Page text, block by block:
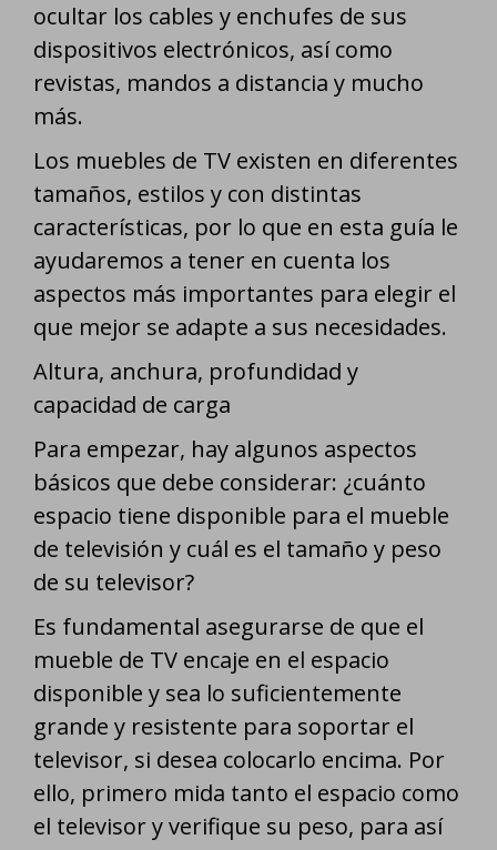
ocultar los cables y enchufes de sus
dispositivos electrónicos, así como
revistas, mandos a distancia y mucho
más.
Los muebles de TV existen en diferentes
tamaños, estilos y con distintas
características, por lo que en esta guía le
ayudaremos a tener en cuenta los
aspectos más importantes para elegir el
que mejor se adapte a sus necesidades.
Altura, anchura, profundidad y
capacidad de carga
Para empezar, hay algunos aspectos
básicos que debe considerar: ¿cuánto
espacio tiene disponible para el mueble
de televisión y cuál es el tamaño y peso
de su televisor?
Es fundamental asegurarse de que el
mueble de TV encaje en el espacio
disponible y sea lo suficientemente
grande y resistente para soportar el
televisor, si desea colocarlo encima. Por
ello, primero mida tanto el espacio como
el televisor y verifique su peso, para así